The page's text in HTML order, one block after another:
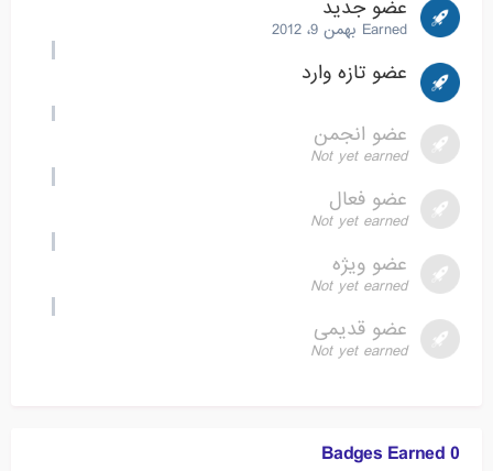
عضو جدید
Earned بهمن 9، 2012
عضو تازه وارد
عضو انجمن
Not yet earned
عضو فعال
Not yet earned
عضو ویژه
Not yet earned
عضو قدیمی
Not yet earned
0 Badges Earned